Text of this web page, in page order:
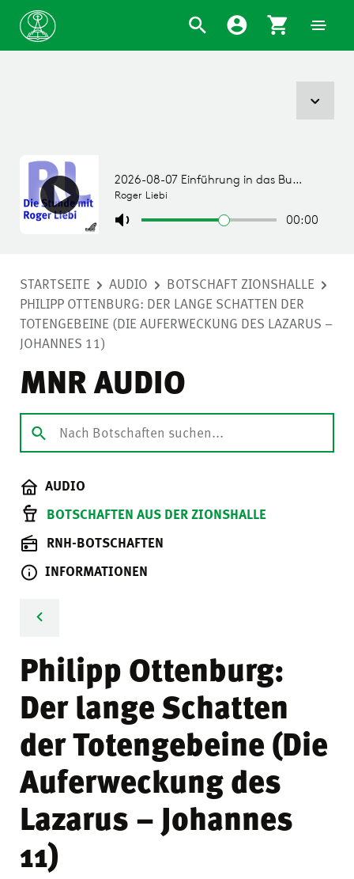
STARTSEITE AUDIO
BOTSCHAFT ZIONSHALLE
PHILIPP OTTENBURG: DER LANGE SCHATTEN DER
TOTENGEBEINE (DIE AUFERWECKUNG DES LAZARUS –
JOHANNES 11)
MNR AUDIO
AUDIO
BOTSCHAFTEN AUS DER ZIONSHALLE
RNH-BOTSCHAFTEN
INFORMATIONEN
Philipp Ottenburg:
Der lange Schatten
der Totengebeine (Die
Auferweckung des
Lazarus – Johannes
11)